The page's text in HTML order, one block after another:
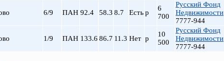
6/9 ПАН 92.4 58.3 8.7 Естьр
6
700
Русский Фонд
Недвижимости
7777-944
1/9 ПАН 133.6 86.7 11.3 Нет р
10
500
Русский Фонд
Недвижимости
7777-944